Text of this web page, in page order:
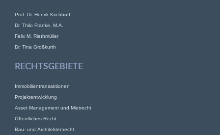
Prof. Dr. Henrik Kirchhoff
Dr. Thilo Franke, M.A.
Felix M. Riethmüller
Dr. Tina Großkurth
RECHTSGEBIETE
Immobilientransaktionen
Projektentwicklung
Asset Management und Mietrecht
Öffentliches Recht
Bau- und Architektenrecht